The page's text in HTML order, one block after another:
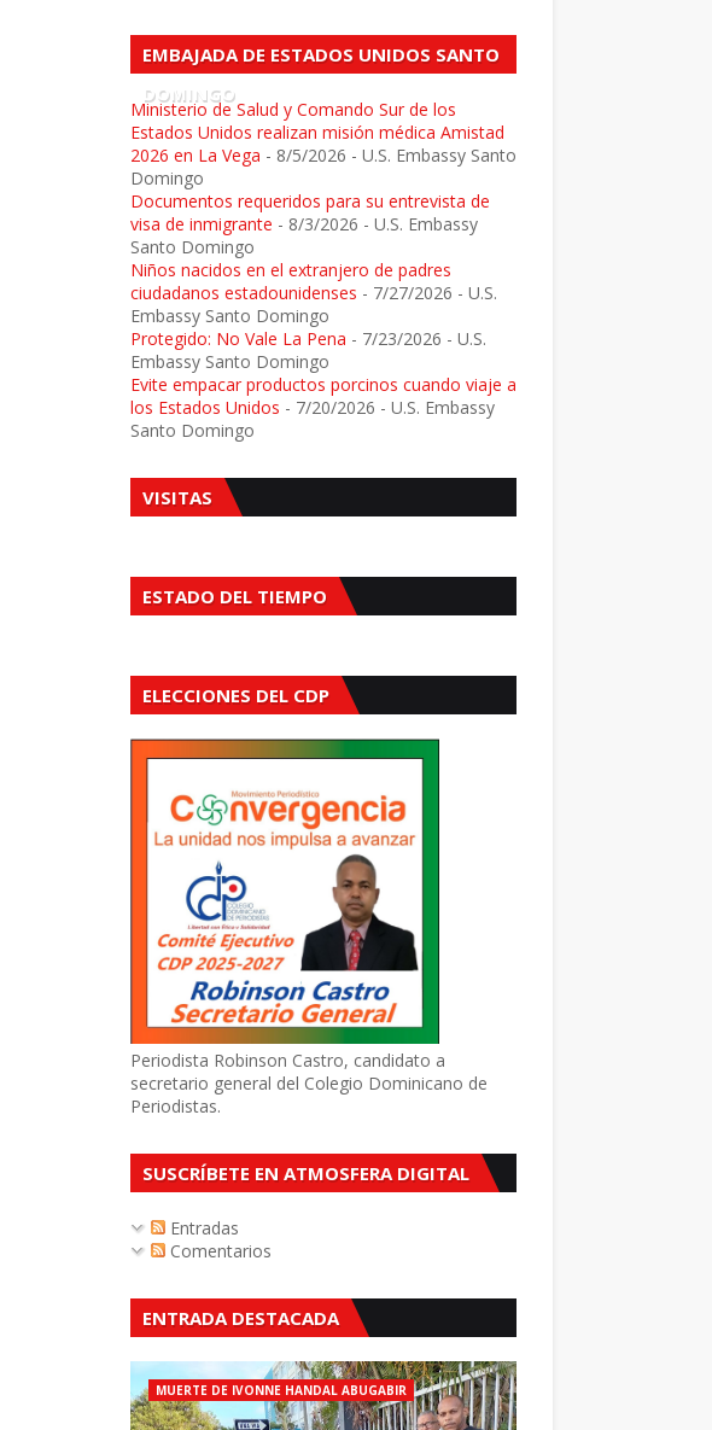
EMBAJADA DE ESTADOS UNIDOS SANTO
DOMINGO
Ministerio de Salud y Comando Sur de los
Estados Unidos realizan misión médica Amistad
2026 en La Vega - 8/5/2026 - U.S. Embassy Santo
Domingo
Documentos requeridos para su entrevista de
visa de inmigrante - 8/3/2026 - U.S. Embassy
Santo Domingo
Niños nacidos en el extranjero de padres
ciudadanos estadounidenses - 7/27/2026 - U.S.
Embassy Santo Domingo
Protegido: No Vale La Pena - 7/23/2026 - U.S.
Embassy Santo Domingo
Evite empacar productos porcinos cuando viaje a
los Estados Unidos - 7/20/2026 - U.S. Embassy
Santo Domingo
VISITAS
ESTADO DEL TIEMPO
ELECCIONES DEL CDP
Periodista Robinson Castro, candidato a
secretario general del Colegio Dominicano de
Periodistas.
SUSCRÍBETE EN ATMOSFERA DIGITAL
Entradas
Comentarios
ENTRADA DESTACADA
MUERTE DE IVONNE HANDAL ABUGABIR